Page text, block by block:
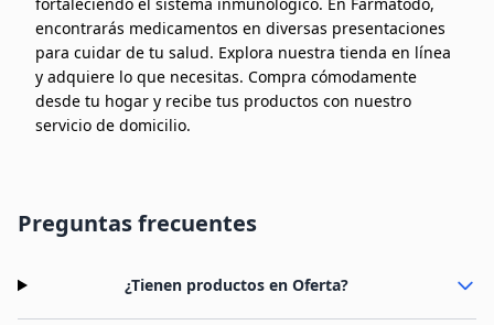
encontrarás medicamentos en diversas presentaciones
para cuidar de tu salud. Explora nuestra tienda en línea
y adquiere lo que necesitas. Compra cómodamente
desde tu hogar y recibe tus productos con nuestro
servicio de domicilio.
Preguntas frecuentes
¿Tienen productos en Oferta?